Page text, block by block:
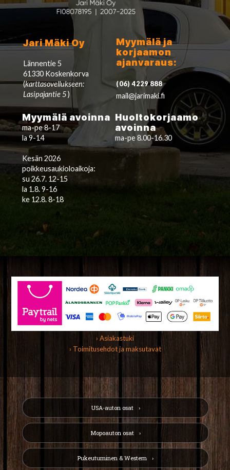
Jari Mäki Oy
Lännentie 5
61330 Koskenkorva
(karttasovellukseen:
Lasipajantie 5)
Myymälä ja
korjaamon
ajanvaraus:
(06) 4229 888
mail@jarimaki.fi
Myymälä avoinna
ma-pe 8-17
la 9-14
Kesän 2026
poikkeusaukioloaikoja:
su 26.7. 12-15
la 1.8. 9-16
ke 12.8. 8-18
Huoltokorjaamo
avoinna
ma-pe 8.00-16.30
› Asiakastuki
› Toimitusehdot ja maksutavat
USA-auton osat
Mopoauton osat
Pukeutuminen & Western